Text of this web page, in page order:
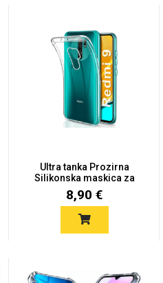
Ultra tanka Prozirna
Silikonska maskica za
Xia...
8,90 €
Valentinovo
I Need Some Space